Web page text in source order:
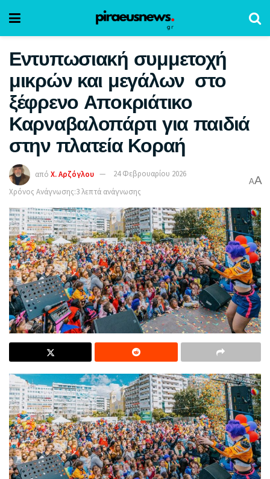
Εντυπωσιακή συμμετοχή
μικρών και μεγάλων στο
ξέφρενο Αποκριάτικο
Καρναβαλοπάρτι για παιδιά
στην πλατεία Κοραή
από Χ. Αρζόγλου
24 Φεβρουαρίου 2026
Χρόνος Ανάγνωσης:3 λεπτά ανάγνωσης
AA